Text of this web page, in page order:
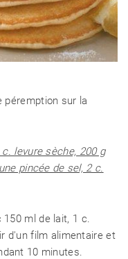
péremption sur la
levure sèche, 200 g
pincée de sel, 2 c.
ml de lait, 1 c.
d'un film alimentaire et
10 minutes.